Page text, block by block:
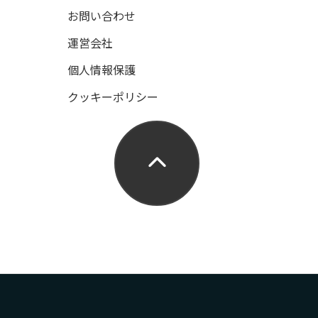
お問い合わせ
運営会社
個人情報保護
クッキーポリシー